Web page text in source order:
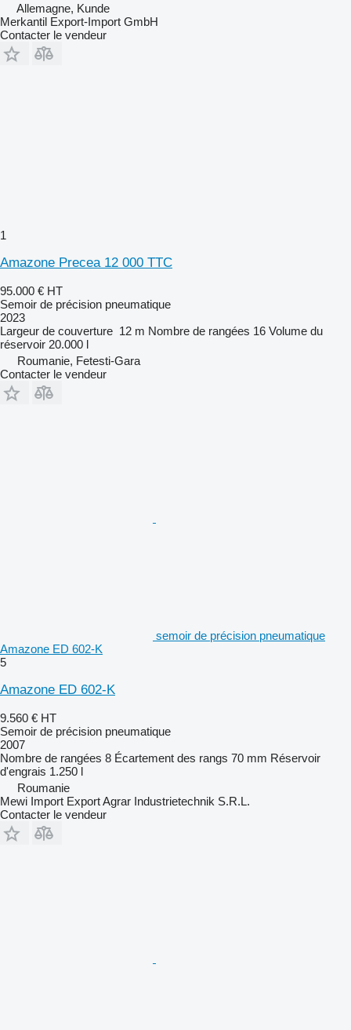
Allemagne, Kunde
Merkantil Export-Import GmbH
Contacter le vendeur
1
Amazone Precea 12 000 TTC
95.000 € HT
Semoir de précision pneumatique
2023
Largeur de couverture 12 m Nombre de rangées 16 Volume du
réservoir 20.000 l
Roumanie, Fetesti-Gara
Contacter le vendeur
semoir de précision pneumatique
Amazone ED 602-K
5
Amazone ED 602-K
9.560 € HT
Semoir de précision pneumatique
2007
Nombre de rangées 8 Écartement des rangs 70 mm Réservoir
d'engrais 1.250 l
Roumanie
Mewi Import Export Agrar Industrietechnik S.R.L.
Contacter le vendeur